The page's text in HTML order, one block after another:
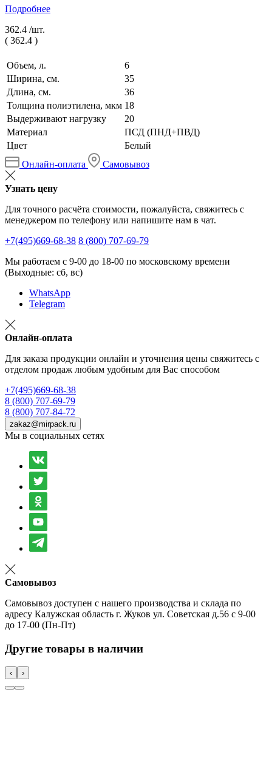
Подробнее
362.4 /шт.
( 362.4 )
Объем, л.
6
Ширина, см.
35
Длина, см.
36
Толщина полиэтилена, мкм 18
Выдерживают нагрузку
20
Материал
ПСД (ПНД+ПВД)
Цвет
Белый
Онлайн-оплата
Самовывоз
Узнать цену
Для точного расчёта стоимости, пожалуйста, свяжитесь с
менеджером по телефону или напишите нам в чат.
+7(495)669-68-38 8 (800) 707-69-79
Мы работаем с 9-00 до 18-00 по московскому времени
(Выходные: сб, вс)
WhatsApp
Telegram
Онлайн-оплата
Для заказа продукции онлайн и уточнения цены свяжитесь с
отделом продаж любым удобным для Вас способом
+7(495)669-68-38
8 (800) 707-69-79
8 (800) 707-84-72
zakaz@mirpack.ru
Мы в социальных сетях
Самовывоз
Самовывоз доступен с нашего производства и склада по
адресу Калужская область г. Жуков ул. Советская д.56 с 9-00
до 17-00 (Пн-Пт)
Другие товары в наличии
‹ ›